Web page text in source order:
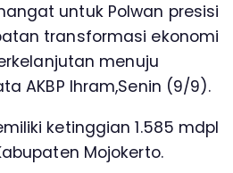
untuk Polwan presisi
transformasi ekonomi
menuju
AKBP Ihram,Senin (9/9).
ketinggian 1.585 mdpl
Mojokerto.